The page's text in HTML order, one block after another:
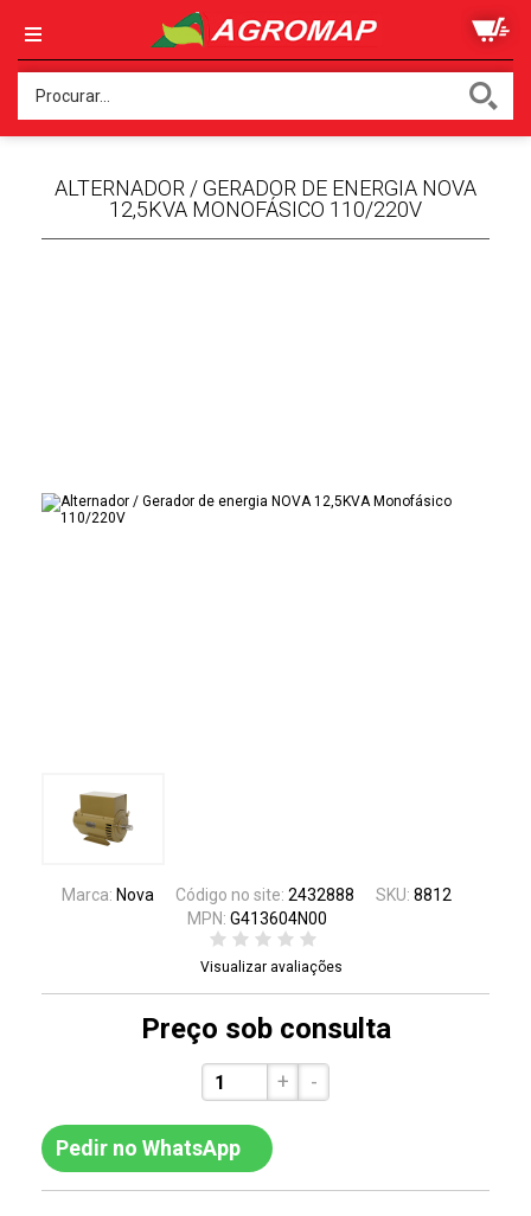
ALTERNADOR / GERADOR DE ENERGIA NOVA
12,5KVA MONOFÁSICO 110/220V
Marca: Nova Código no site: 2432888 SKU: 8812
MPN: G413604N00
Visualizar avaliações
Preço sob consulta
+ -
Pedir no WhatsApp